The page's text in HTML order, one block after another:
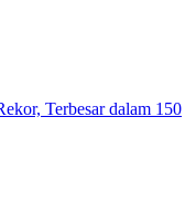
Terbesar dalam 150